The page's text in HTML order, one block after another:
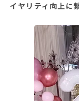
イヤリティ向上に